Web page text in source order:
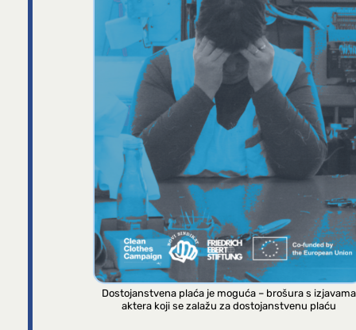
Dostojanstvena plaća je moguća – brošura s izjavama
aktera koji se zalažu za dostojanstvenu plaću